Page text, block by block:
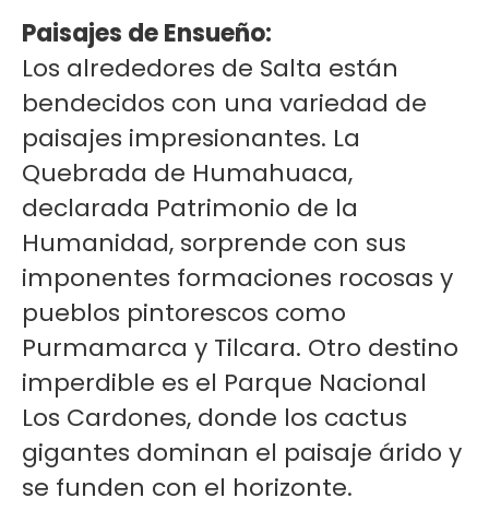
Paisajes de Ensueño:
Los alrededores de Salta están
bendecidos con una variedad de
paisajes impresionantes. La
Quebrada de Humahuaca,
declarada Patrimonio de la
Humanidad, sorprende con sus
imponentes formaciones rocosas y
pueblos pintorescos como
Purmamarca y Tilcara. Otro destino
imperdible es el Parque Nacional
Los Cardones, donde los cactus
gigantes dominan el paisaje árido y
se funden con el horizonte.